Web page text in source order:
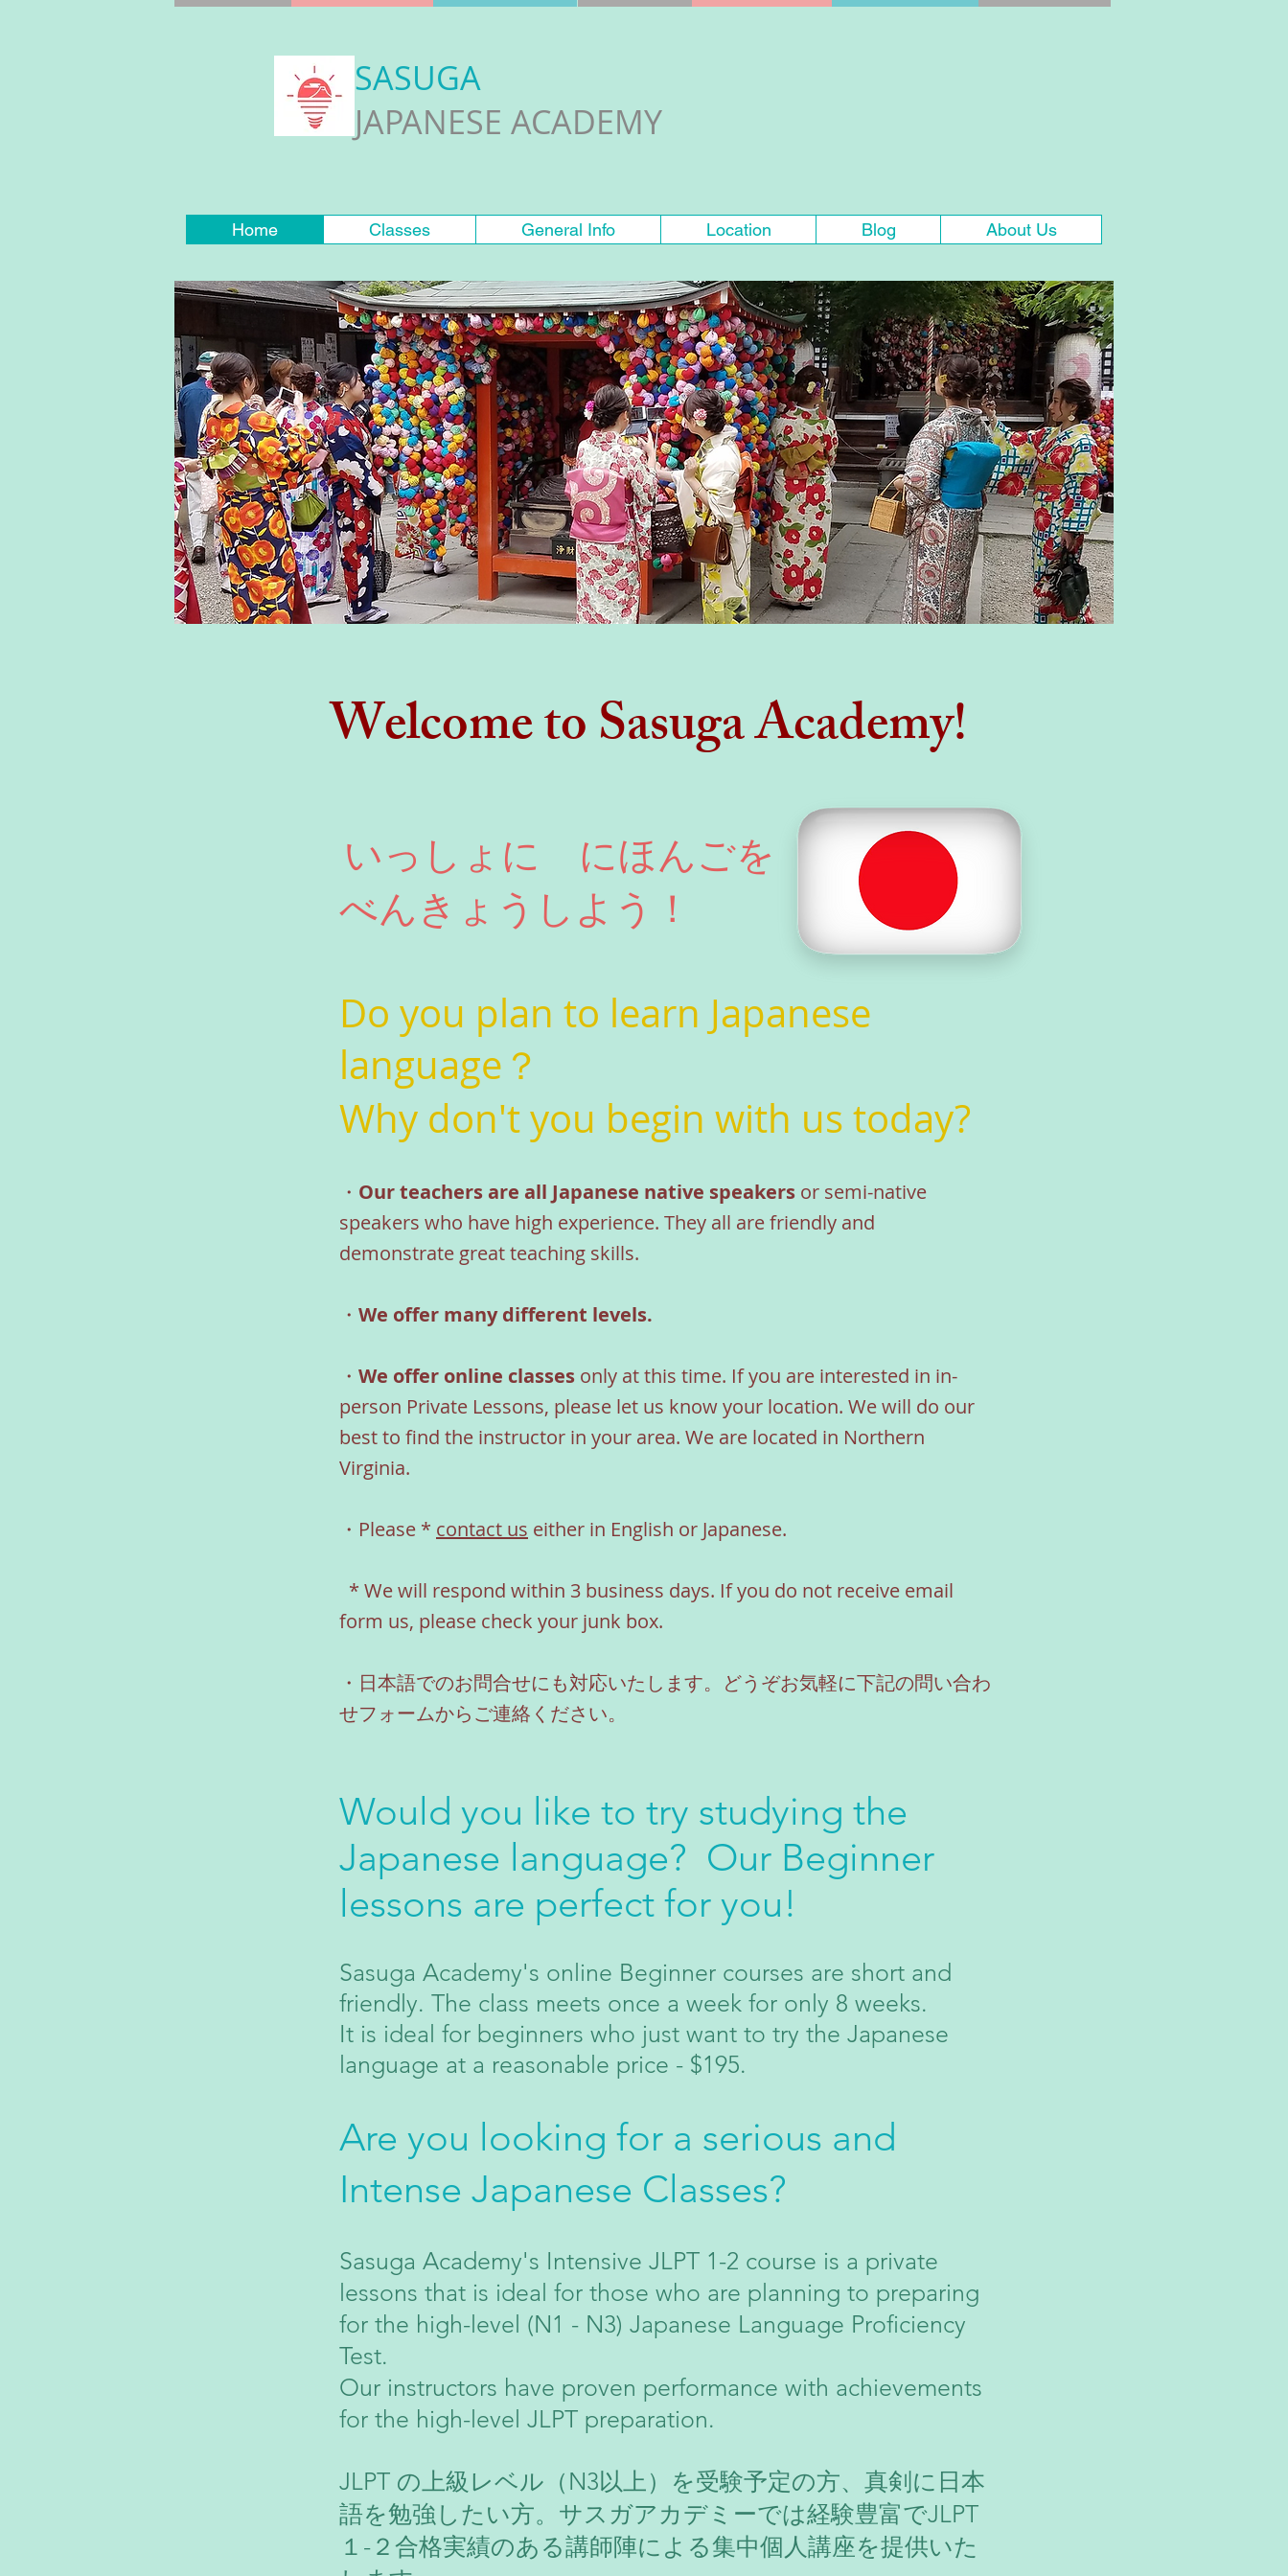
SASUGA
JAPANESE ACADEMY
Home Classes General Info Location Blog About Us
Welcome to Sasuga Academy!
いっしょに にほんごを
べんきょうしよう！
Do you plan to learn Japanese
language？
Why don't you begin with us today?
・ Our teachers are all Japanese native speakers or semi-native
speakers who have high experience. They all are friendly and
demonstrate great teaching skills.
・ We offer many different levels.
・ We offer online classes only at this time. If you are interested in in-
person Private Lessons, please let us know your location. We will do our
best to find the instructor in your area. We are located in Northern
Virginia.
・Please * contact us either in English or Japanese.
* We will respond within 3 business days. If you do not receive email
form us, please check your junk box.
・日本語でのお問合せにも対応いたします。どうぞお気軽に下記の問い合わ
せフォームからご連絡ください。
Would you like to try studying the
Japanese language? Our Beginner
lessons are perfect for you!
Sasuga Academy's online Beginner courses are short and
friendly. The class meets once a week for only 8 weeks.
It is ideal for beginners who just want to try the Japanese
language at a reasonable price - $195.
Are you looking for a serious and
Intense Japanese Classes?
Sasuga Academy's Intensive JLPT 1-2 course is a private
lessons that is ideal for those who are planning to preparing
for the high-level (N1 - N3) Japanese Language Proficiency
Test.
Our instructors have proven performance with achievements
for the high-level JLPT preparation.
JLPT の上級レベル（N3以上）を受験予定の方、真剣に日本
語を勉強したい方。サスガアカデミーでは経験豊富でJLPT
１-２合格実績のある講師陣による集中個人講座を提供いた